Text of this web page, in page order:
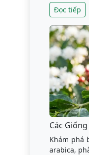
Đọc tiếp
Các
Khám phá
arabica,